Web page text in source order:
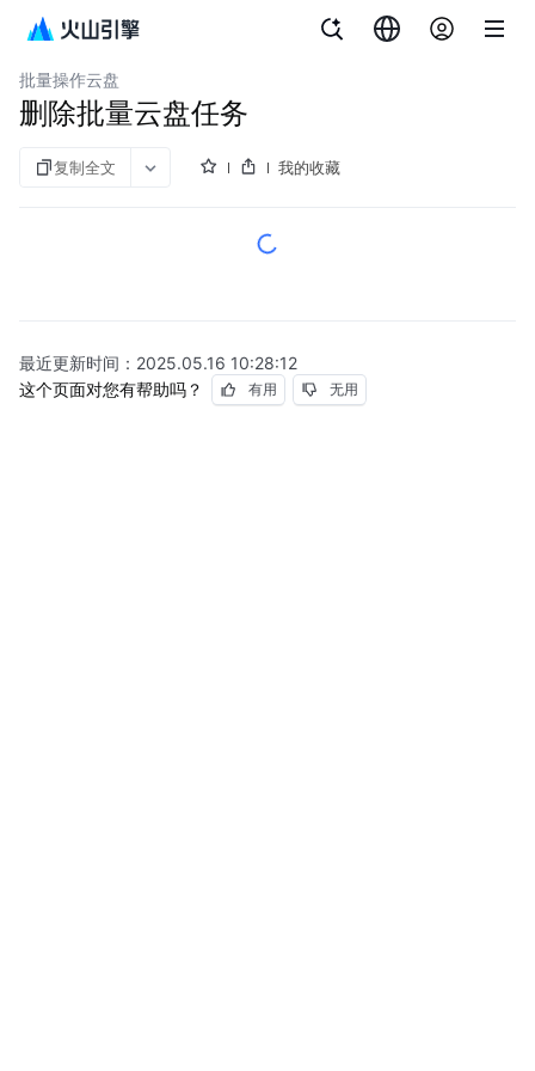
云服务器
批量操作云盘
删除批量云盘任务
复制全文 我的收藏
最近更新时间： 2025.05.16 10:28:12
这个页面对您有帮助吗？
有用 无用